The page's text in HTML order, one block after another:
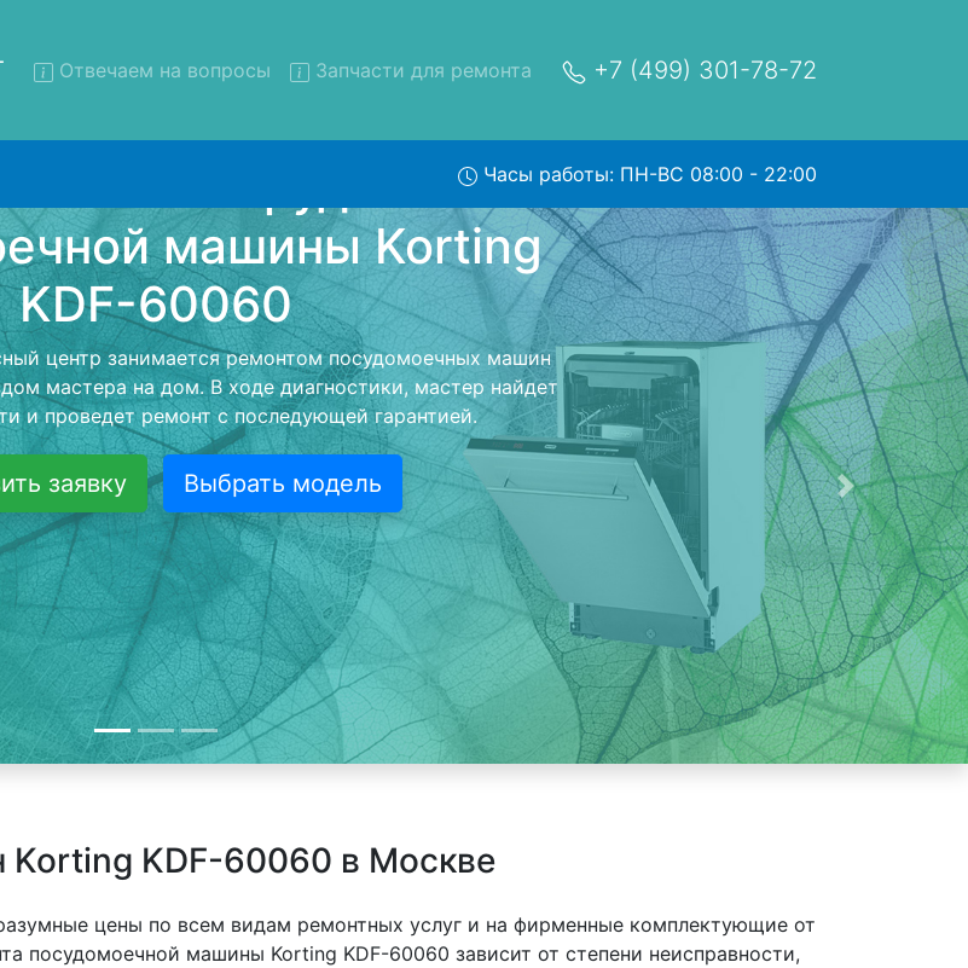
Отвечаем на вопросы Запчасти для ремонта +7 (499) 301-78-72
Часы работы: ПН-ВС 08:00 - 22:00
машин Korting
с вывозом в сервис
Korting KDF-60060 с вывозом в сервисный центр и
бесплатной услуги, специалист заберет Вашу
дальнейшего более детального ремонта. Оговоренная
неизменно при возвращении видеотехники обратно.
заявку Выбрать модель
Следующая
KDF-60060 в Москве
цены по всем видам ремонтных услуг и на фирменные комплектующие от
посудомоечной машины Korting KDF-60060 зависит от степени неисправности,